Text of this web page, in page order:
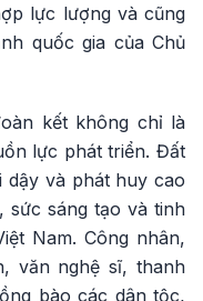
lực lượng và cũng
quốc gia của Chủ
kết không chỉ là
lực phát triển. Đất
dậy và phát huy cao
sức sáng tạo và tinh
Nam. Công nhân,
văn nghệ sĩ, thanh
bào các dân tộc,